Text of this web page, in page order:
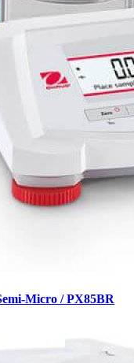
Micro / PX85BR